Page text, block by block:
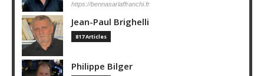
https://bennasarlaffranchi.fr
Jean-Paul Brighelli
817 Articles
Philippe Bilger